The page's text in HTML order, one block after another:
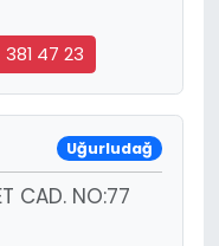
47 23
Uğurludağ
CAD. NO:77